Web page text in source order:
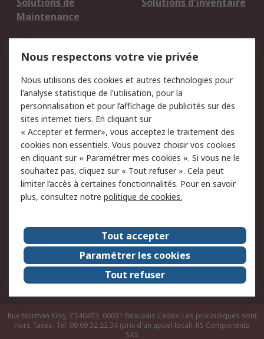
Solutions de
Maintenance
Solutions d'inventaire
du site
Politique de protection
des données - Mise à
jour
Sécurité des E-mails
Conditions générales
de vente
Politique anti-
corruption
Campagnes marketing
A propos de RS
A propos de RS France
Evénements
Le groupe RS Group Plc
Presse
RS dans le monde
Démarche RSE
Nous rejoindre
RS Particuliers
Rue Norman King, CS40453, 60031 Beauvais Cedex. Les prix indiqués sont
Hors Taxes. Tél: 09 69 32 22 34 (prix d'un appel local). RS Components
SAS
Nous respectons votre vie privée
Nous utilisons des cookies et autres technologies pour
l'analyse statistique de l'utilisation, pour la
personnalisation et pour l’affichage de publicités sur des
sites internet tiers. En cliquant sur
« Accepter et fermer», vous acceptez le traitement des
cookies non essentiels. Vous pouvez choisir vos cookies
en cliquant sur « Paramétrer mes cookies ». Si vous ne le
souhaitez pas, cliquez sur « Tout refuser ». Cela peut
limiter l’accès à certaines fonctionnalités. Pour en savoir
plus, consultez notre politique de cookies.
Tout accepter
Paramétrer les cookies
Tout refuser